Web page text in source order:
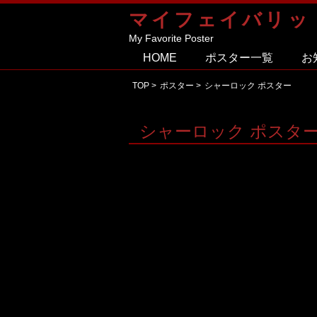
マイフェイバリッ
My Favorite Poster
HOME ポスター一覧 お
TOP > ポスター > シャーロック ポスター
シャーロック ポスタ